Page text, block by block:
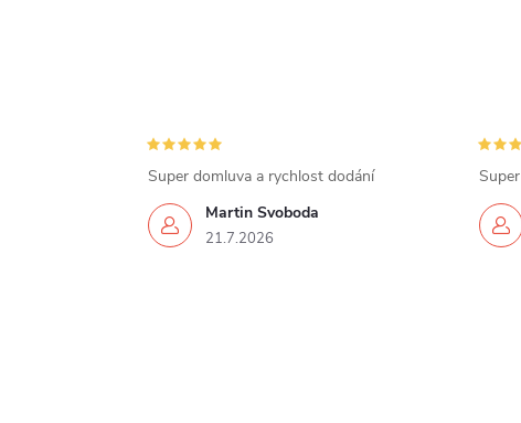
Martin Svoboda
21.7.2026
Super domluva a rychlost dodání
Super